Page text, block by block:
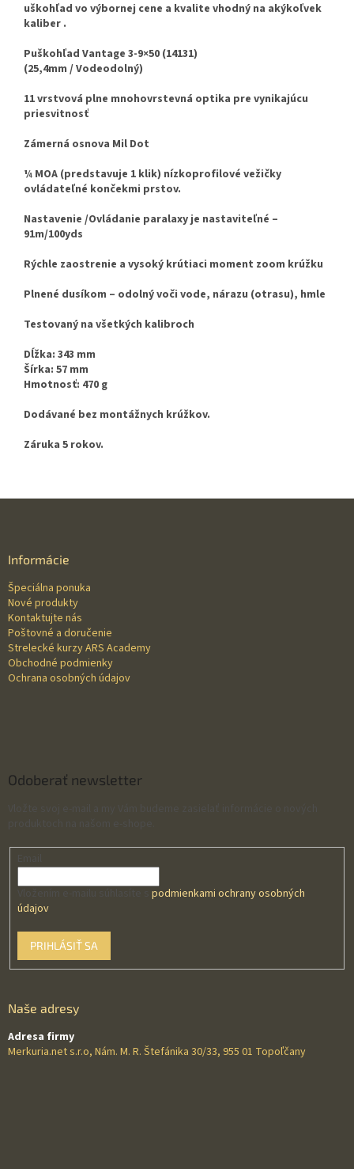
uškohľad vo výbornej cene a kvalite vhodný na akýkoľvek
kaliber .
Puškohľad Vantage 3-9×50 (14131)
(25,4mm / Vodeodolný)
11 vrstvová plne mnohovrstevná optika pre vynikajúcu
priesvitnosť
Zámerná osnova Mil Dot
¼ MOA (predstavuje 1 klik) nízkoprofilové vežičky
ovládateľné končekmi prstov.
Nastavenie /Ovládanie paralaxy je nastaviteľné –
91m/100yds
Rýchle zaostrenie a vysoký krútiaci moment zoom krúžku
Plnené dusíkom – odolný voči vode, nárazu (otrasu), hmle
Testovaný na všetkých kalibroch
Dĺžka: 343 mm
Šírka: 57 mm
Hmotnosť: 470 g
Dodávané bez montážnych krúžkov.
Záruka 5 rokov.
Informácie
Špeciálna ponuka
Nové produkty
Kontaktujte nás
Poštovné a doručenie
Strelecké kurzy ARS Academy
Obchodné podmienky
Ochrana osobných údajov
Odoberať newsletter
podmienkami ochrany osobných
údajov
PRIHLÁSIŤ SA
Naše adresy
Adresa firmy
Merkuria.net s.r.o, Nám. M. R. Štefánika 30/33, 955 01 Topoľčany